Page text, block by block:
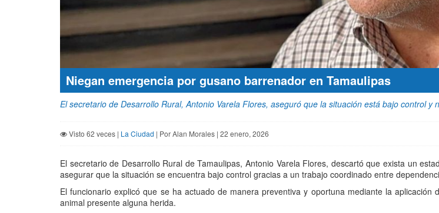
Niegan emergencia por gusano barrenador en Tamaulipas
El secretario de Desarrollo Rural, Antonio Varela Flores, aseguró que la situación está bajo control
Visto 62 veces | La Ciudad | Por Alan Morales | 22 enero, 2026
El secretario de Desarrollo Rural de Tamaulipas, Antonio Varela Flores, descartó que exista un
asegurar que la situación se encuentra bajo control gracias a un trabajo coordinado entre
El funcionario explicó que se ha actuado de manera preventiva y oportuna mediante la
animal presente alguna herida.